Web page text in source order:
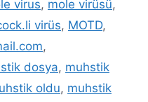
virus, mole virüsü,
virüs, MOTD,
,
dosya, muhstik
oldu, muhstik